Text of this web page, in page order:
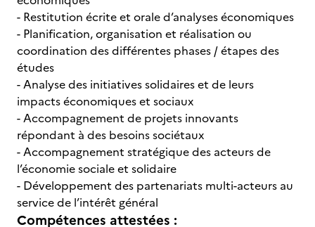
- Restitution écrite et orale d’analyses économiques
- Planification, organisation et réalisation ou
coordination des différentes phases / étapes des
études
- Analyse des initiatives solidaires et de leurs
impacts économiques et sociaux
- Accompagnement de projets innovants
répondant à des besoins sociétaux
- Accompagnement stratégique des acteurs de
l’économie sociale et solidaire
- Développement des partenariats multi-acteurs au
service de l’intérêt général
Compétences attestées :